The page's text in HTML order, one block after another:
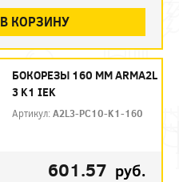
В КОРЗИНУ
БОКОРЕЗЫ 160 ММ ARMA2L
3 K1 IEK
Артикул:A2L3-PC10-K1-160
601.57 руб.